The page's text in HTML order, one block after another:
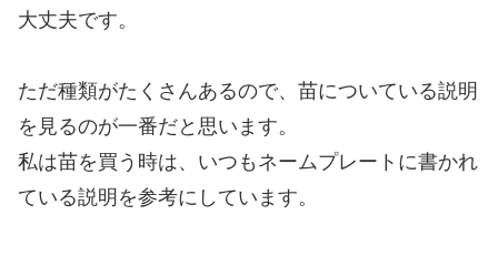
大丈夫です。
ただ種類がたくさんあるので、苗についている説明
を見るのが一番だと思います。
私は苗を買う時は、いつもネームプレートに書かれ
ている説明を参考にしています。